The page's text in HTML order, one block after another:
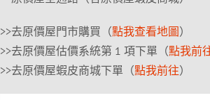
>>去原價屋門市購買（點我查看地圖）
>>去原價屋估價系統第 1 項下單（點我前
>>去原價屋蝦皮商城下單（點我前往）